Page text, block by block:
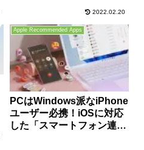
2022.02.20
Apple Recommended Apps
PCはWindows派なiPhone
ユーザー必携！iOSに対応
した「スマートフォン連